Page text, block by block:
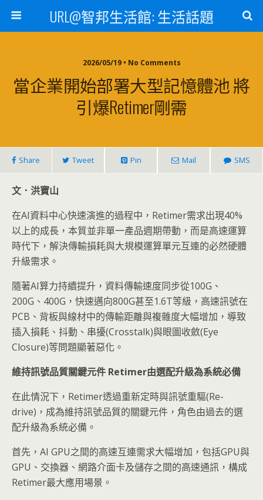
URL@智邦生活館: 生活話題
2026/05/19 • No Comments
當企業開始部署大型記憶體池 將
引爆Retimer剛需
Share Tweet Pin Mail SMS
文．洪寶山
在AI資料中心快速演進的過程中，Retimer需求出現40%
以上的成長，本質並非單一產品週期帶動，而是高速運算
時代下，解決傳輸損耗與大規模運算單元互連的必然硬體
升級需求。
隨著AI算力持續提升，資料傳輸速度同步從100G、
200G、400G，快速邁向800G甚至1.6T等級，高速訊號在
PCB、背板與線材中的傳輸距離與複雜度大幅增加，導致
插入損耗、抖動、串擾(Crosstalk)與眼圖收斂(Eye
Closure)等問題顯著惡化。
維持訊號品質關鍵元件 Retimer由選配升級為系統必備
在此情況下，Retimer透過重新定時與訊號重驅(Re-
drive)，成為維持訊號品質的關鍵元件，角色由過去的選
配升級為系統必備。
首先，AI GPU之間的高速互連需求大幅增加，包括GPU與
GPU、交換器、網路介面卡及儲存之間的高速通訊，構成
Retimer最大應用場景。